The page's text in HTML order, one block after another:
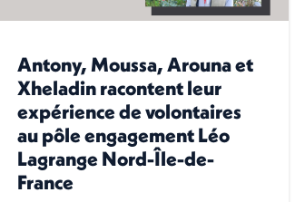
Antony, Moussa, Arouna et
Xheladin racontent leur
expérience de volontaires
au pôle engagement Léo
Lagrange Nord-Île-de-
France